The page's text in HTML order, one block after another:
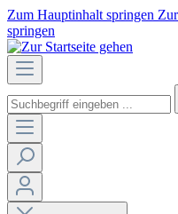
Zum Hauptinhalt springen
springen